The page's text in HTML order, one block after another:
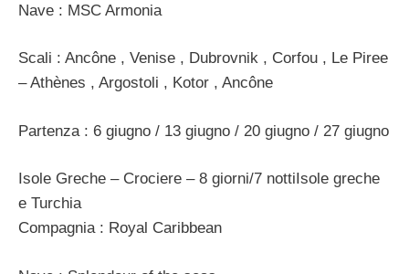
Nave : MSC Armonia
Scali : Ancône , Venise , Dubrovnik , Corfou , Le Piree
– Athènes , Argostoli , Kotor , Ancône
Partenza : 6 giugno / 13 giugno / 20 giugno / 27 giugno
Isole Greche – Crociere – 8 giorni/7 nottiIsole greche
e Turchia
Compagnia : Royal Caribbean